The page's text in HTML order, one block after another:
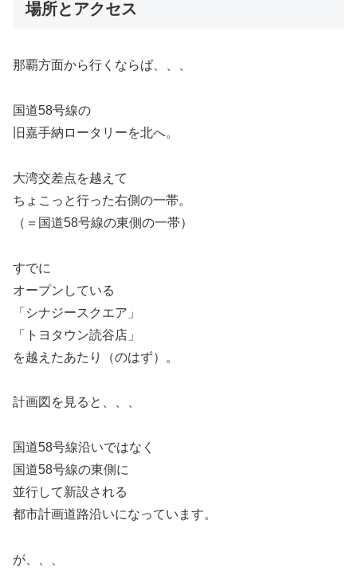
場所とアクセス
那覇方面から行くならば、、、
国道58号線の
旧嘉手納ロータリーを北へ。
大湾交差点を越えて
ちょこっと行った右側の一帯。
（＝国道58号線の東側の一帯）
すでに
オープンしている
「シナジースクエア」
「トヨタウン読谷店」
を越えたあたり（のはず）。
計画図を見ると、、、
国道58号線沿いではなく
国道58号線の東側に
並行して新設される
都市計画道路沿いになっています。
が、、、